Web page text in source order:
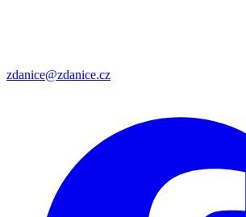
zdanice@zdanice.cz